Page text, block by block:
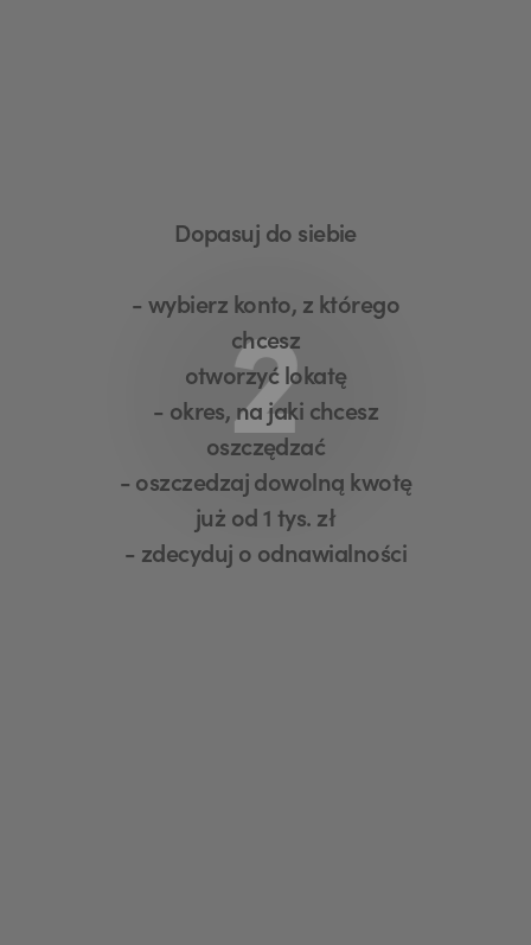
2
Dopasuj do siebie
- wybierz konto, z którego
chcesz
otworzyć lokatę
- okres, na jaki chcesz
oszczędzać
- oszczedzaj dowolną kwotę
już od 1 tys. zł
- zdecyduj o odnawialności